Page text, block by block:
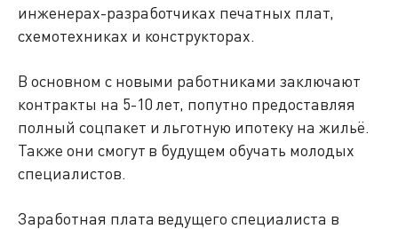
инженерах-разработчиках печатных плат,
схемотехниках и конструкторах.
В основном с новыми работниками заключают
контракты на 5-10 лет, попутно предоставляя
полный соцпакет и льготную ипотеку на жильё.
Также они смогут в будущем обучать молодых
специалистов.
Заработная плата ведущего специалиста в